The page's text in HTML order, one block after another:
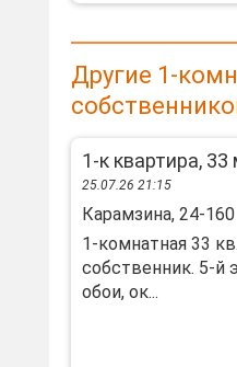
Другие 1-
1-к квартира, 33
25.07.26 21:15
Карамзина, 24-160
1-комнатная 33
собственник. 5-й
обои, ок...